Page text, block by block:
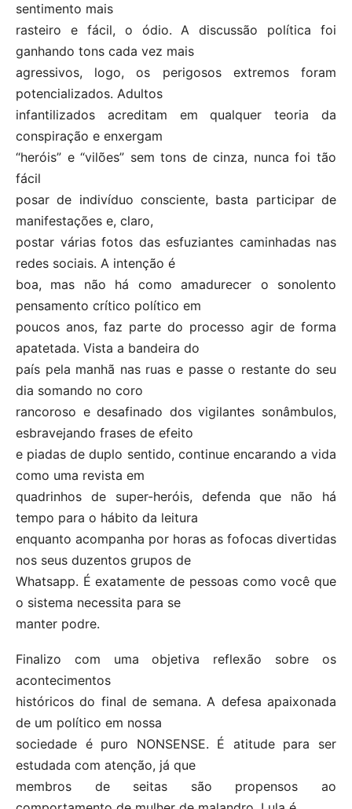
sentimento mais
rasteiro e fácil, o ódio. A discussão política foi
ganhando tons cada vez mais
agressivos, logo, os perigosos extremos foram
potencializados. Adultos
infantilizados acreditam em qualquer teoria da
conspiração e enxergam
“heróis” e “vilões” sem tons de cinza, nunca foi tão
fácil
posar de indivíduo consciente, basta participar de
manifestações e, claro,
postar várias fotos das esfuziantes caminhadas nas
redes sociais. A intenção é
boa, mas não há como amadurecer o sonolento
pensamento crítico político em
poucos anos, faz parte do processo agir de forma
apatetada. Vista a bandeira do
país pela manhã nas ruas e passe o restante do seu
dia somando no coro
rancoroso e desafinado dos vigilantes sonâmbulos,
esbravejando frases de efeito
e piadas de duplo sentido, continue encarando a vida
como uma revista em
quadrinhos de super-heróis, defenda que não há
tempo para o hábito da leitura
enquanto acompanha por horas as fofocas divertidas
nos seus duzentos grupos de
Whatsapp. É exatamente de pessoas como você que
o sistema necessita para se
manter podre.
Finalizo com uma objetiva reflexão sobre os
acontecimentos
históricos do final de semana. A defesa apaixonada
de um político em nossa
sociedade é puro NONSENSE. É atitude para ser
estudada com atenção, já que
membros de seitas são propensos ao